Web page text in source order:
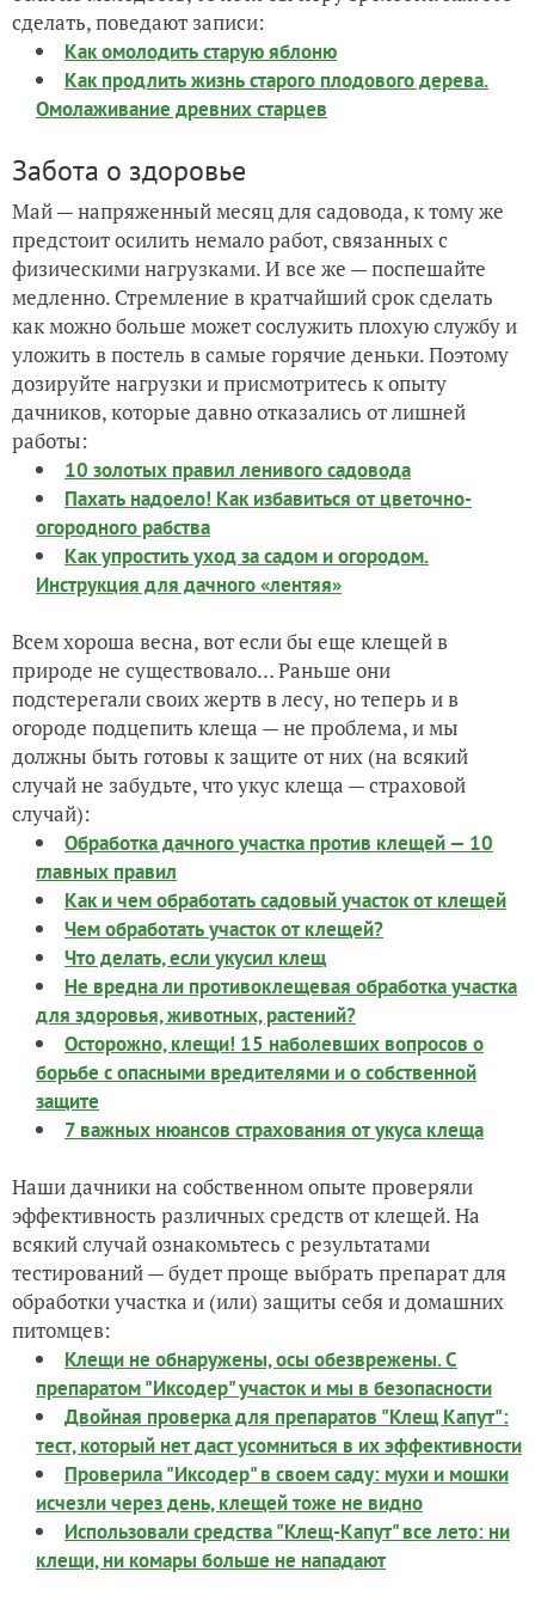
сделать, поведают записи:
Как омолодить старую яблоню
Как продлить жизнь старого плодового дерева.
Омолаживание древних старцев
Забота о здоровье
Май — напряженный месяц для садовода, к тому же
предстоит осилить немало работ, связанных с
физическими нагрузками. И все же — поспешайте
медленно. Стремление в кратчайший срок сделать
как можно больше может сослужить плохую службу и
уложить в постель в самые горячие деньки. Поэтому
дозируйте нагрузки и присмотритесь к опыту
дачников, которые давно отказались от лишней
работы:
10 золотых правил ленивого садовода
Пахать надоело! Как избавиться от цветочно-
огородного рабства
Как упростить уход за садом и огородом.
Инструкция для дачного «лентяя»
Всем хороша весна, вот если бы еще клещей в
природе не существовало… Раньше они
подстерегали своих жертв в лесу, но теперь и в
огороде подцепить клеща — не проблема, и мы
должны быть готовы к защите от них (на всякий
случай не забудьте, что укус клеща — страховой
случай):
Обработка дачного участка против клещей — 10
главных правил
Как и чем обработать садовый участок от клещей
Чем обработать участок от клещей?
Что делать, если укусил клещ
Не вредна ли противоклещевая обработка участка
для здоровья, животных, растений?
Осторожно, клещи! 15 наболевших вопросов о
борьбе с опасными вредителями и о собственной
защите
7 важных нюансов страхования от укуса клеща
Наши дачники на собственном опыте проверяли
эффективность различных средств от клещей. На
всякий случай ознакомьтесь с результатами
тестирований — будет проще выбрать препарат для
обработки участка и (или) защиты себя и домашних
питомцев:
Клещи не обнаружены, осы обезврежены. С
препаратом "Иксодер" участок и мы в безопасности
Двойная проверка для препаратов "Клещ Капут":
тест, который нет даст усомниться в их эффективности
Проверила "Иксодер" в своем саду: мухи и мошки
исчезли через день, клещей тоже не видно
Использовали средства "Клещ-Капут" все лето: ни
клещи, ни комары больше не нападают